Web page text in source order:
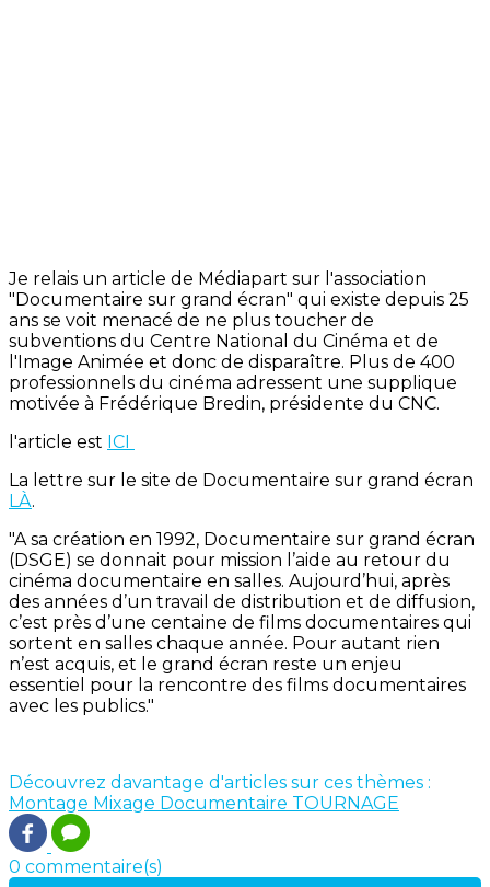
Je relais un article de Médiapart sur l'association
"Documentaire sur grand écran" qui existe depuis 25
ans se voit menacé de ne plus toucher de
subventions du Centre National du Cinéma et de
l'Image Animée et donc de disparaître. Plus de 400
professionnels du cinéma adressent une supplique
motivée à Frédérique Bredin, présidente du CNC.
l'article est ICI
La lettre sur le site de Documentaire sur grand écran
LÀ.
"A sa création en 1992, Documentaire sur grand écran
(DSGE) se donnait pour mission l’aide au retour du
cinéma documentaire en salles. Aujourd’hui, après
des années d’un travail de distribution et de diffusion,
c’est près d’une centaine de films documentaires qui
sortent en salles chaque année. Pour autant rien
n’est acquis, et le grand écran reste un enjeu
essentiel pour la rencontre des films documentaires
avec les publics."
Découvrez davantage d'articles sur ces thèmes :
Montage Mixage Documentaire TOURNAGE
0 commentaire(s)